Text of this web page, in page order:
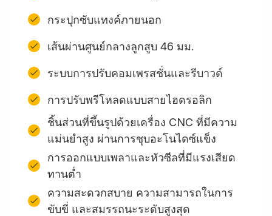
กระปุกซับแทงค์ภายนอก
เส้นผ่านศูนย์กลางลูกสูบ 46 มม.
ระบบการปรับคอมเพรสชั่นและรีบาวด์
การปรับพรีโหลดแบบสายไฮดรอลิก
ชิ้นส่วนที่ขึ้นรูปด้วยเครื่อง CNC ที่มีความ
แม่นยำสูง ผ่านการชุบอะโนไดซ์แข็ง
การออกแบบเพลาและหัวซีลที่มีแรงเสียด
ทานต่ำ
ความสะดวกสบาย ความสามารถในการ
ขับขี่ และสมรรถนะระดับสูงสุด